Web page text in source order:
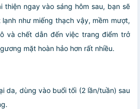
thiện ngay vào sáng hôm sau, bạn sẽ
như miếng thạch vậy, mềm mượt,
và chết dẫn đến việc trang điểm trở
mặt hoàn hảo hơn rất nhiều.
da, dùng vào buổi tối (2 lần/tuần) sau